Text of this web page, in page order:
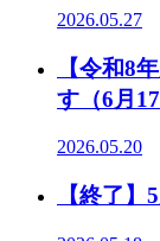
2026.05.27
【令和8
す（6月
2026.05.20
【終了